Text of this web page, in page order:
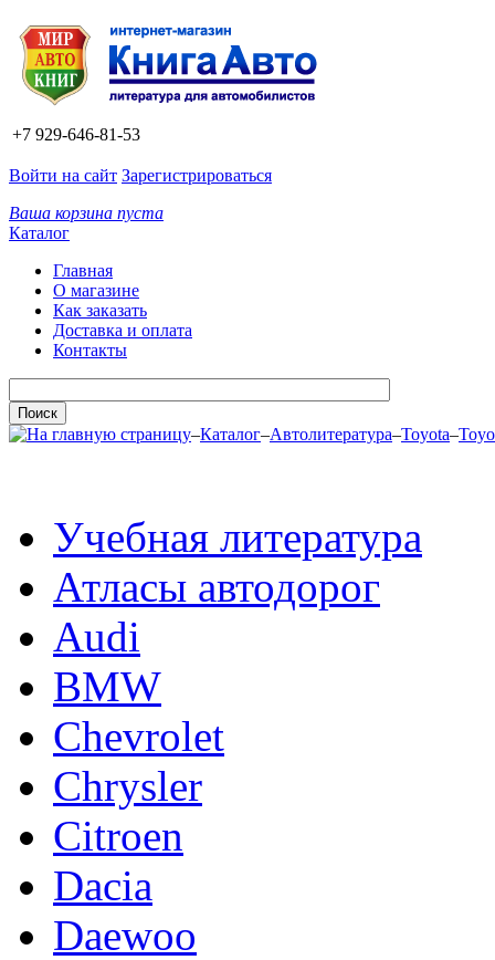
+7 929-646-81-53
Войти на сайт Зарегистрироваться
Ваша корзина пуста
Каталог
Главная
О магазине
Как заказать
Доставка и оплата
Контакты
–Каталог–Автолитература–Toyota–
Учебная литература
Атласы автодорог
Audi
BMW
Chevrolet
Chrysler
Citroen
Dacia
Daewoo